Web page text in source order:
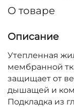
О товаре
Описание
Утепленная
мембранной
защищает от
дышащей и
Подкладка из